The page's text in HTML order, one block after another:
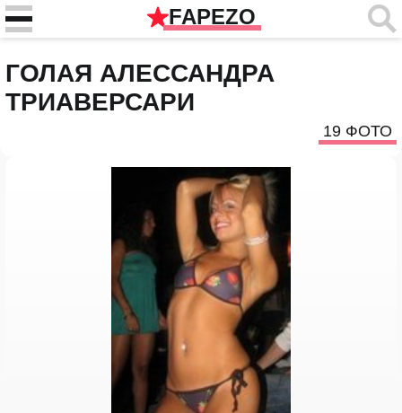
FAPEZO
ГОЛАЯ АЛЕССАНДРА
ТРИАВЕРСАРИ
19 ФОТО